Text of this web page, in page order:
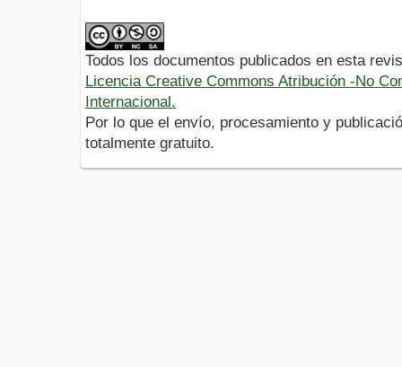
Todos los documentos publicados en esta
Licencia Creative Commons Atribución -No
Internacional.
Por lo que el envío, procesamiento y
totalmente gratuito.